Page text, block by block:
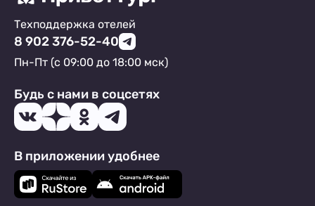
Техподдержка отелей
8 902 376-52-40
Пн-Пт (с 09:00 до 18:00 мск)
Будь с нами в соцсетях
В приложении удобнее